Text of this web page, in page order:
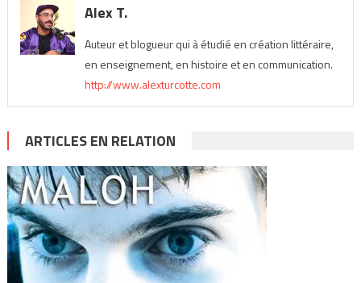
Alex T.
Auteur et blogueur qui à étudié en création littéraire,
en enseignement, en histoire et en communication.
http://www.alexturcotte.com
ARTICLES EN RELATION